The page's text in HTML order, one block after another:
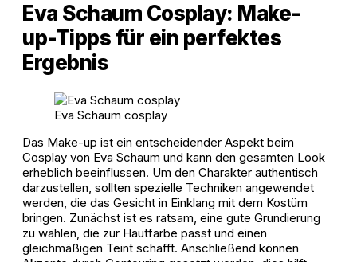
Eva Schaum Cosplay: Make-
up-Tipps für ein perfektes
Ergebnis
Eva Schaum cosplay
Das Make-up ist ein entscheidender Aspekt beim
Cosplay von Eva Schaum und kann den gesamten Look
erheblich beeinflussen. Um den Charakter authentisch
darzustellen, sollten spezielle Techniken angewendet
werden, die das Gesicht in Einklang mit dem Kostüm
bringen. Zunächst ist es ratsam, eine gute Grundierung
zu wählen, die zur Hautfarbe passt und einen
gleichmäßigen Teint schafft. Anschließend können